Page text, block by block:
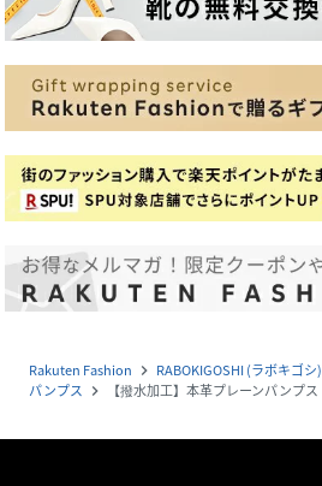
Rakuten Fashion navigate_next RABOKIGOSHI (ラボキゴシ)
パンプス navigate_next 【撥水加工】本革プレーンパンプス